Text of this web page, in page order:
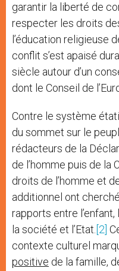
garantir la liberté de
respecter les droits
l’éducation religieuse
conflit s’est apaisé
siècle autour d’un
dont le Conseil de
Contre le système
du sommet sur le
rédacteurs de la
de l’homme puis de la
droits de l’homme et
additionnel ont
rapports entre
la société et l’Etat. [2]
contexte culturel
positive de la famille,